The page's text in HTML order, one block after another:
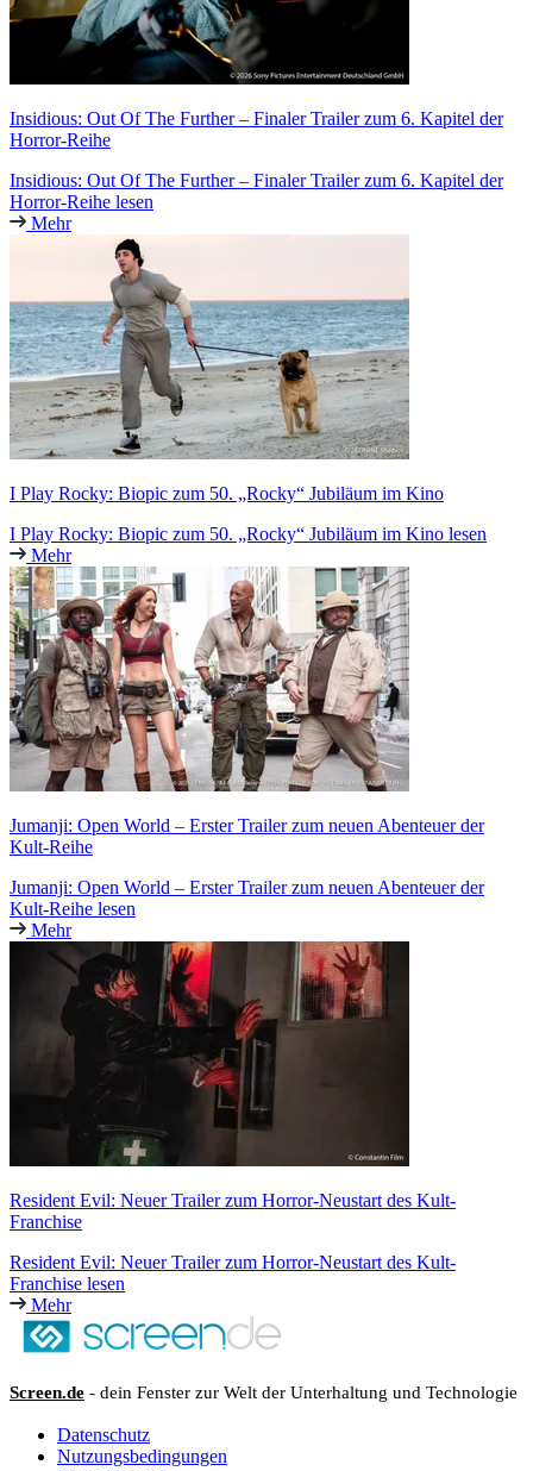
Insidious: Out Of The Further – Finaler Trailer zum 6. Kapitel der
Horror-Reihe
Insidious: Out Of The Further – Finaler Trailer zum 6. Kapitel der
Horror-Reihe lesen
Mehr
I Play Rocky: Biopic zum 50. „Rocky“ Jubiläum im Kino
I Play Rocky: Biopic zum 50. „Rocky“ Jubiläum im Kino lesen
Mehr
Jumanji: Open World – Erster Trailer zum neuen Abenteuer der
Kult-Reihe
Jumanji: Open World – Erster Trailer zum neuen Abenteuer der
Kult-Reihe lesen
Mehr
Resident Evil: Neuer Trailer zum Horror-Neustart des Kult-
Franchise
Resident Evil: Neuer Trailer zum Horror-Neustart des Kult-
Franchise lesen
Mehr
Screen.de - dein Fenster zur Welt der Unterhaltung und Technologie
Datenschutz
Nutzungsbedingungen